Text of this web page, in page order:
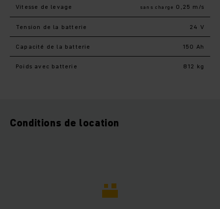
Vitesse de levage sans charge 0,25 m/s
Tension de la batterie 24 V
Capacité de la batterie 150 Ah
Poids avec batterie 812 kg
Conditions de location